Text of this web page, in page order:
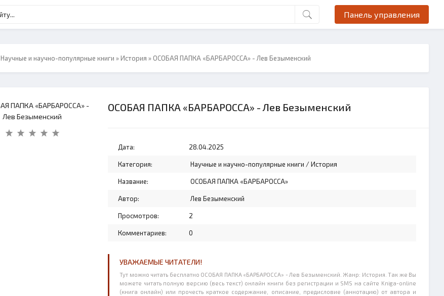
Панель управления
Научные и научно-популярные книги »История » OCOБAЯ ПАПКА «БАРБАРОССА» - Лев Безыменский
OCOБAЯ ПАПКА «БАРБАРОССА» - Лев Безыменский
Дата: 28.04.2025
Категория: Научные и научно-популярные книги /История
Название: OCOБAЯ ПАПКА «БАРБАРОССА»
Автор: Лев Безыменский
Просмотров: 2
Комментариев: 0
УВАЖАЕМЫЕ ЧИТАТЕЛИ!
Тут можно читать бесплатно OCOБAЯ ПАПКА «БАРБАРОССА» - Лев Безыменский. Жанр: История. Так же Вы
можете читать полную версию (весь текст) онлайн книги без регистрации и SMS на сайте Kniga-online
(книга онлайн) или прочесть краткое содержание, описание, предисловие (аннотацию) от автора и